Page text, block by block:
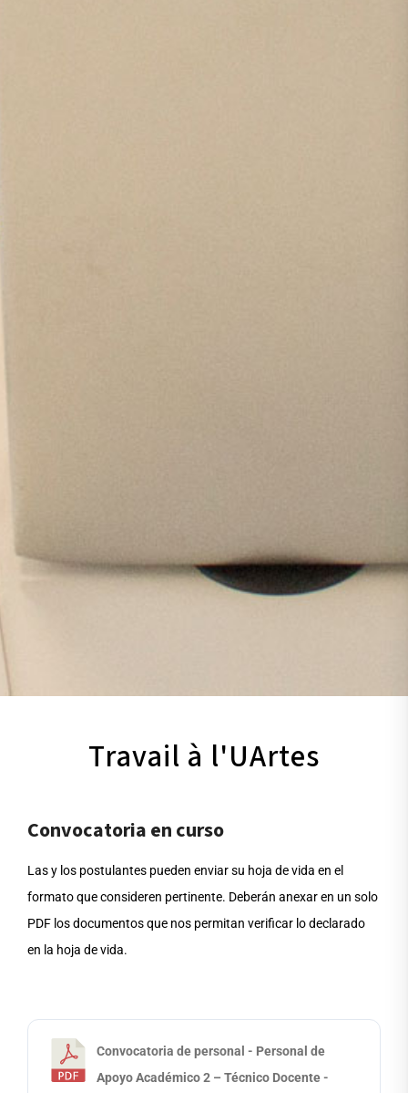
Travail à l'UArtes
Convocatoria en curso
Las y los postulantes pueden enviar su hoja de vida en el
formato que consideren pertinente. Deberán anexar en un solo
PDF los documentos que nos permitan verificar lo declarado
en la hoja de vida.
Convocatoria de personal - Personal de
Apoyo Académico 2 – Técnico Docente -